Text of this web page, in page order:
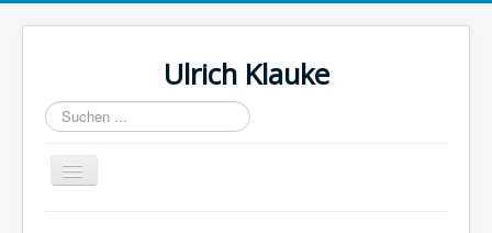
Ulrich Klauke
Suchen
...
Navigation
an/aus